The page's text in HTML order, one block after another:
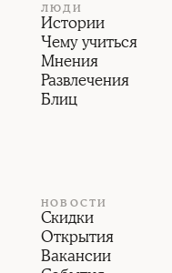
ЛЮДИ
Истории
Чему учиться
Мнения
Развлечения
Блиц
НОВОСТИ
Скидки
Открытия
Вакансии